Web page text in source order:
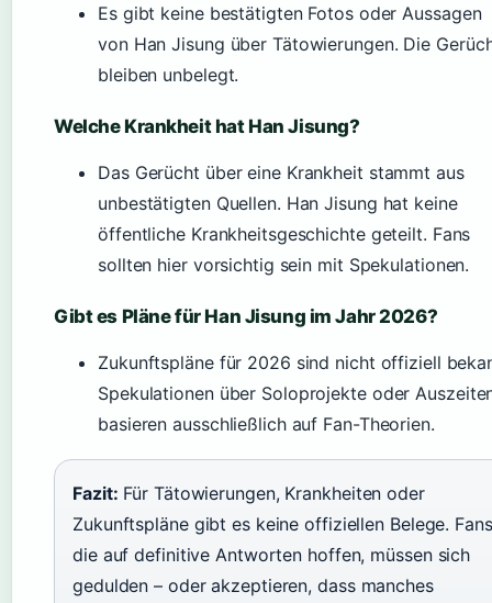
Es gibt keine bestätigten Fotos oder Aussagen
von Han Jisung über Tätowierungen. Die
bleiben unbelegt.
Welche Krankheit hat Han Jisung?
Das Gerücht über eine Krankheit stammt aus
unbestätigten Quellen. Han Jisung hat keine
öffentliche Krankheitsgeschichte geteilt. Fans
sollten hier vorsichtig sein mit Spekulationen.
Gibt es Pläne für Han Jisung im Jahr 2026?
Zukunftspläne für 2026 sind nicht offiziell
Spekulationen über Soloprojekte oder
basieren ausschließlich auf Fan-Theorien.
Fazit: Für Tätowierungen, Krankheiten oder
Zukunftspläne gibt es keine offiziellen Belege.
die auf definitive Antworten hoffen, müssen sich
gedulden – oder akzeptieren, dass manches